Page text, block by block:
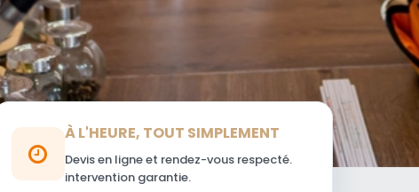
À L'HEURE, TOUT SIMPLEMENT
Devis en ligne et rendez-vous respecté.
intervention garantie.